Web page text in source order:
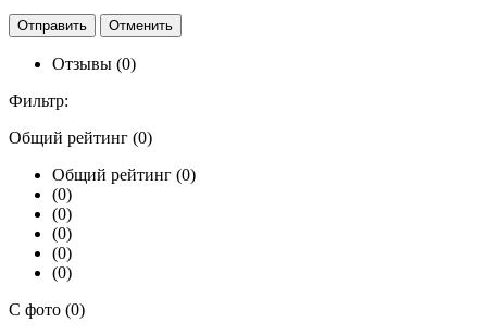
Отзывы (0)
Фильтр:
Общий рейтинг (0)
Общий рейтинг (0)
(0)
(0)
(0)
(0)
(0)
С фото (0)